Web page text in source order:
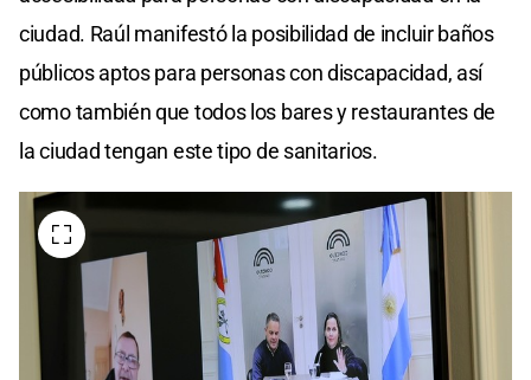
ciudad. Raúl manifestó la posibilidad de incluir baños
públicos aptos para personas con discapacidad, así
como también que todos los bares y restaurantes de
la ciudad tengan este tipo de sanitarios.